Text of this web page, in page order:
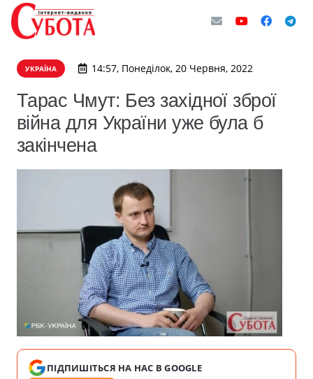
УКРАЇНА 14:57, Понеділок, 20 Червня, 2022
Тарас Чмут: Без західної зброї
війна для України уже була б
закінчена
ПІДПИШІТЬСЯ НА НАС В GOOGLE